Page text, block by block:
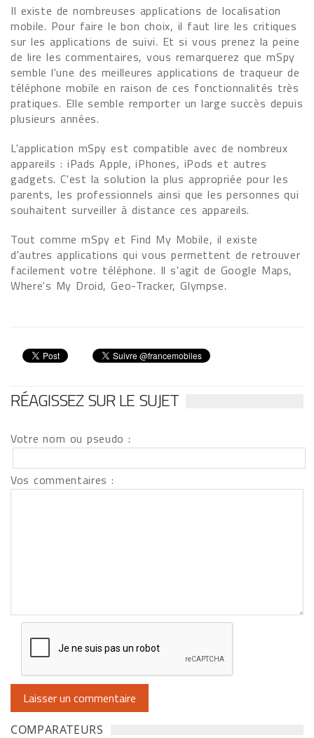
Il existe de nombreuses applications de localisation
mobile. Pour faire le bon choix, il faut lire les critiques
sur les applications de suivi. Et si vous prenez la peine
de lire les commentaires, vous remarquerez que mSpy
semble l'une des meilleures applications de traqueur de
téléphone mobile en raison de ces fonctionnalités très
pratiques. Elle semble remporter un large succès depuis
plusieurs années.
L'application mSpy est compatible avec de nombreux
appareils : iPads Apple, iPhones, iPods et autres
gadgets. C'est la solution la plus appropriée pour les
parents, les professionnels ainsi que les personnes qui
souhaitent surveiller à distance ces appareils.
Tout comme mSpy et Find My Mobile, il existe
d'autres applications qui vous permettent de retrouver
facilement votre téléphone. Il s'agit de Google Maps,
Where's My Droid, Geo-Tracker, Glympse.
RÉAGISSEZ SUR LE SUJET
Votre nom ou pseudo :
Vos commentaires :
COMPARATEURS